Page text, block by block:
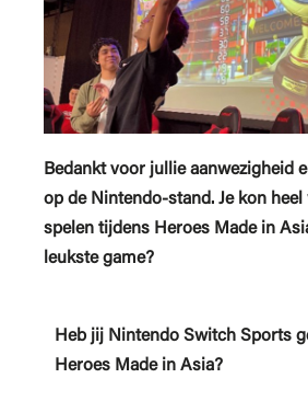
Bedankt voor jullie aanwezigheid
op de Nintendo-stand. Je kon
spelen tijdens Heroes Made in
leukste game?
Heb jij Nintendo Switch Sports
Heroes Made in Asia?